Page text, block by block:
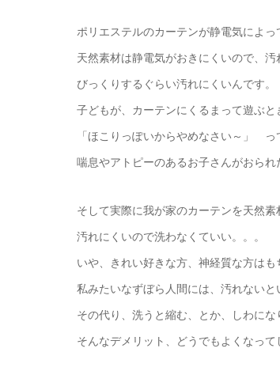
ポリエステルのカーテンが静電気によ
天然素材は静電気がおきにくいので、
びっくりするぐらい汚れにくいんです。
子どもが、カーテンにくるまって遊ぶと
「ほこりっぽいからやめなさい～」 っ
喘息やアトピーのあるお子さんがおられ
そして実際に我が家のカーテンを天然
汚れにくいので洗わなくていい。。。
いや、きれい好きな方、神経質な方は
私みたいなずぼら人間には、汚れないと
その代り、洗うと縮む、とか、しわにな
そんなデメリット、どうでもよくなって